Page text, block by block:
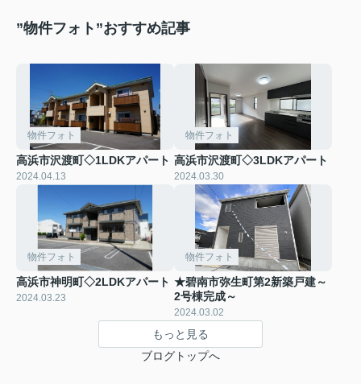
”物件フォト”おすすめ記事
物件フォト
高浜市沢渡町◇1LDKアパート
2024.04.13
物件フォト
高浜市沢渡町◇3LDKアパート
2024.03.30
物件フォト
高浜市神明町◇2LDKアパート
2024.03.23
物件フォト
★碧南市弥生町第2新築戸建～
2号棟完成～
2024.03.02
もっと見る
ブログトップへ